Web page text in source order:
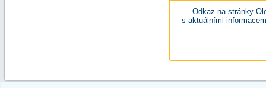
Odkaz na stránky
s aktuálními